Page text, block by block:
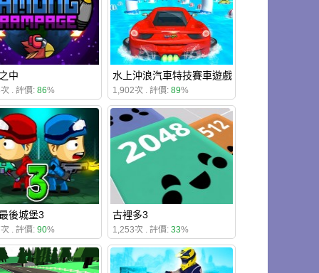
中
. 評價: 86%
水上沖浪汽車特技賽車遊戲
1,902次 . 評價: 89%
後城堡3
. 評價: 90%
古裡多3
1,253次 . 評價: 33%